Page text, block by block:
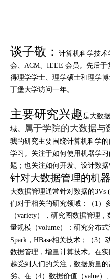
谈子敬 ：
计算机科学技
会、ACM、IEEE 会员。先后
得理学学士、理学硕士和理学
丁堡大学访问一年。
主要研究兴趣是大数
域。
属于学院的大数据与
我的研究主要围绕计算机科学
学习。关注于如何使用机器学
题；也关注如何开发、设计数
针对大数据管理的机
大数据管理通常针对数据的3Vs
们对于相关的研究领域：（1）
（variety），研究图数据管理
量规模（volume）：研究分布式
Spark，HBase相关技术；（3
数据管理，增量计算技术。在
越受到人们的关注，数据质量
劣。在（4）数据价值（value